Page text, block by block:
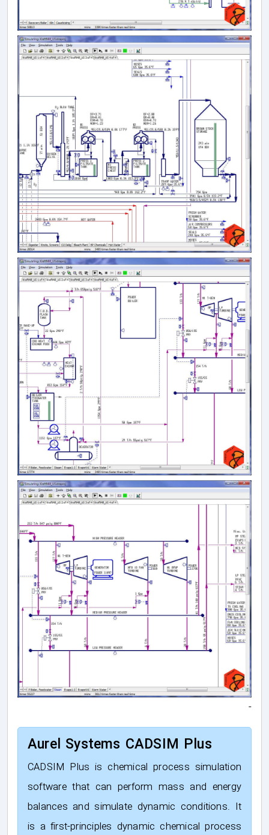
-
Aurel Systems CADSIM Plus
CADSIM Plus is chemical process simulation
software that can perform mass and energy
balances and simulate dynamic conditions. It
is a first-principles dynamic chemical process